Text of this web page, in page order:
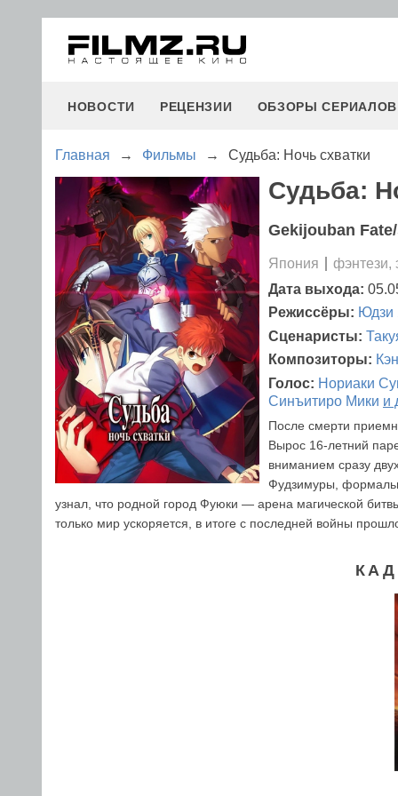
НОВОСТИ РЕЦЕНЗИИ ОБЗОРЫ СЕРИАЛОВ
Главная → Фильмы → Судьба: Ночь схватки
Судьба:
Gekijouban
Япония
фэнтези,
Дата выхода:
Режиссёры: Юдзи
Сценаристы:
Композиторы:
Голос: Нориаки
Синъитиро Мики и
После смерти
Вырос 16-летний
вниманием сразу
Фудзимуры,
узнал, что родной город Фуюки — арена магической
только мир ускоряется, в итоге с последней войны